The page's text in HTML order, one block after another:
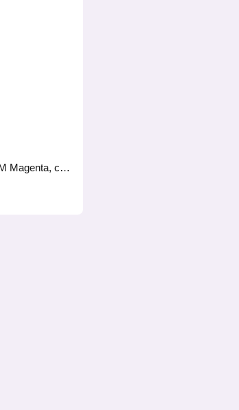
Дилдо Dorcel Real Sensation M Magenta, силикон